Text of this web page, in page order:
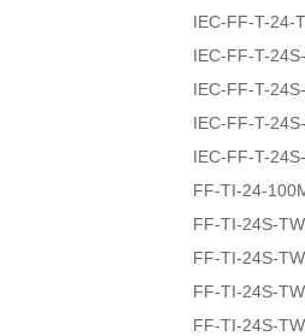
IEC-FF-T-24-
IEC-FF-T-
IEC-FF-T-
IEC-FF-T-
IEC-FF-T-
FF-TI-24-
FF-TI-24S-
FF-TI-24S-
FF-TI-24S-
FF-TI-24S-